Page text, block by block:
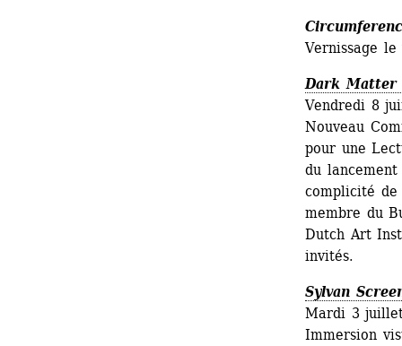
Vernissage
Dark Matter
Vendredi 8
Nouveau
pour une
du
complicité de
membre du
Dutch Art
invités.
Sylvan
Mardi 3
Immersion